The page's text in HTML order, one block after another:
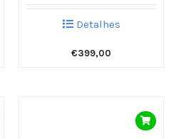
Detalhes
€399,00